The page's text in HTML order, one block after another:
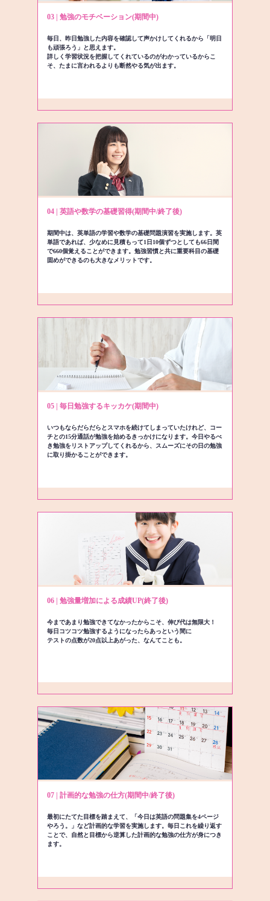
03 | 勉強のモチベーション(期間中)
毎日、昨日勉強した内容を確認して声かけしてくれるから「明日
も頑張ろう」と思えます。
詳しく学習状況を把握してくれているのがわかっているからこ
そ、たまに言われるよりも断然やる気が出ます。
04 | 英語や数学の基礎習得(期間中/終了後)
期間中は、英単語の学習や数学の基礎問題演習を実施します。英
単語であれば、少なめに見積もって1日10個ずつとしても66日間
で660個覚えることができます。勉強習慣と共に重要科目の基礎
固めができるのも大きなメリットです。
05 | 毎日勉強するキッカケ(期間中)
いつもならだらだらとスマホを続けてしまっていたけれど、コー
チとの15分通話が勉強を始めるきっかけになります。今日やるべ
き勉強をリストアップしてくれるから、スムーズにその日の勉強
に取り掛かることができます。
06 | 勉強量増加による成績UP(終了後)
今まであまり勉強できてなかったからこそ、伸び代は無限大！
毎日コツコツ勉強するようになったらあっという間に
テストの点数が20点以上あがった、なんてことも。
07 | 計画的な勉強の仕方(期間中/終了後)
最初にたてた目標を踏まえて、「今日は英語の問題集を4ページ
やろう。」など計画的な学習を実施します。毎日これを繰り返す
ことで、自然と目標から逆算した計画的な勉強の仕方が身につき
ます。